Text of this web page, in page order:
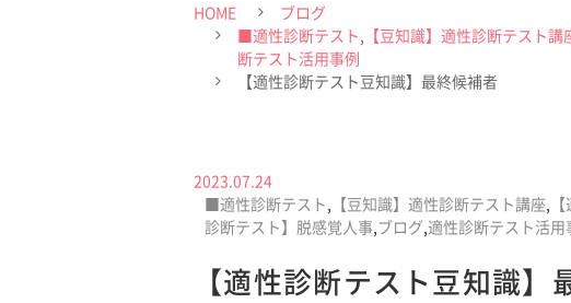
HOME
ブログ
■適性診断テスト, 【豆知識】適性診断テスト講
断テスト活用事例
【適性診断テスト豆知識】最終候補者
2023.07.24
■適性診断テスト, 【豆知識】適性診断テスト講座,
診断テスト】脱感覚人事,ブログ,適性診断テスト活用
【適性診断テスト豆知識】